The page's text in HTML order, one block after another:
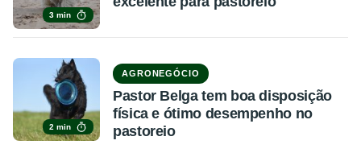
3 min
2 min
AGRONEGÓCIO
Pastor Belga tem boa disposição
física e ótimo desempenho no
pastoreio